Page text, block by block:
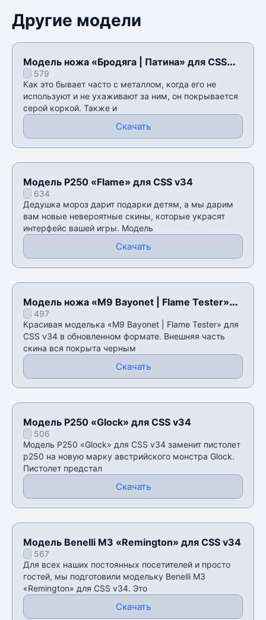
Другие модели
Модель ножа «Бродяга | Патина» для CSS
v34579
Как это бывает часто с металлом, когда его не
используют и не ухаживают за ним, он покрывается
серой коркой. Также и
Скачать
Модель P250 «Flame» для CSS v34
634
Дедушка мороз дарит подарки детям, а мы дарим
вам новые невероятные скины, которые украсят
интерфейс вашей игры. Модель
Скачать
Модель ножа «M9 Bayonet | Flame Tester»
для CSS v34
497
Красивая моделька «M9 Bayonet | Flame Tester» для
CSS v34 в обновленном формате. Внешняя часть
скина вся покрыта черным
Скачать
Модель P250 «Glock» для CSS v34
506
Модель P250 «Glock» для CSS v34 заменит пистолет
p250 на новую марку австрийского монстра Glock.
Пистолет предстал
Скачать
Модель Benelli M3 «Remington» для CSS v34
567
Для всех наших постоянных посетителей и просто
гостей, мы подготовили модельку Benelli M3
«Remington» для CSS v34. Это
Скачать